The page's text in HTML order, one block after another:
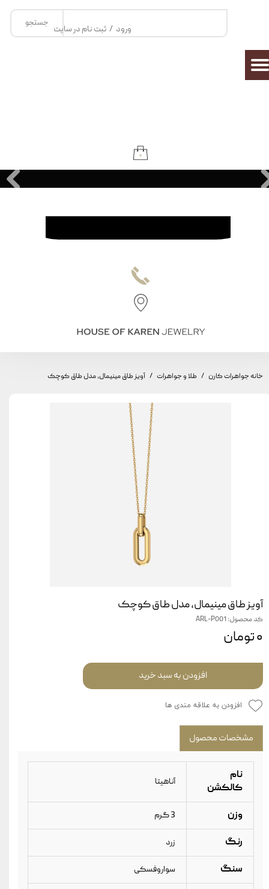
جستجو
۰
ورود / ثبت نام در سایت
تغییر گذر واژه
سفارشات
خانه جواهرات کارن طلا و جواهرات آویز طاق مینیمال، مدل طاق کوچک
آویز طاق مینیمال، مدل طاق کوچک
کد محصول: ARL-P001
۰ تومان
افزودن به سبد خرید
افزودن به علاقه مندی ها
مشخصات محصول
نام
کالکشن
آناهیتا
وزن 3 گرم
رنگ زرد
سنگ سواروفسکی